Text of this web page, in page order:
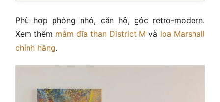
Phù hợp phòng nhỏ, căn hộ, góc retro-modern.
Xem thêm mâm đĩa than District M và loa Marshall
chính hãng.